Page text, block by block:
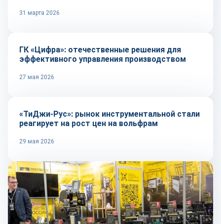
31 марта 2026
Автоматизация
ГК «Цифра»: отечественные решения для
эффективного управления производством
27 мая 2026
Сырье и материалы
«ТиДжи-Рус»: рынок инструментальной стали
реагирует на рост цен на вольфрам
29 мая 2026